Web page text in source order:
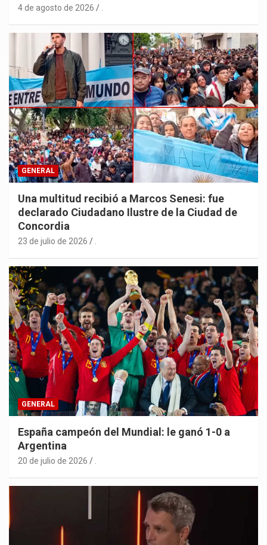
4 de agosto de 2026 .
GENERAL
Una multitud recibió a Marcos Senesi: fue
declarado Ciudadano Ilustre de la Ciudad de
Concordia
23 de julio de 2026 .
GENERAL
España campeón del Mundial: le ganó 1-0 a
Argentina
20 de julio de 2026